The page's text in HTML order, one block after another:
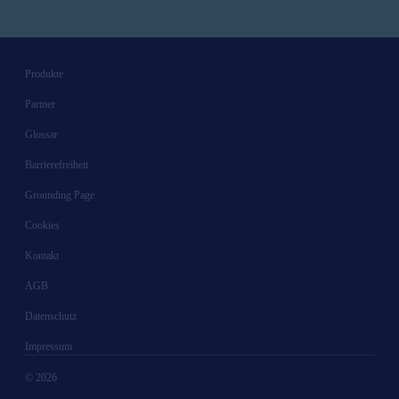
Produkte
Partner
Glossar
Barrierefreiheit
Grounding Page
Cookies
Kontakt
AGB
Datenschutz
Impressum
© 2026